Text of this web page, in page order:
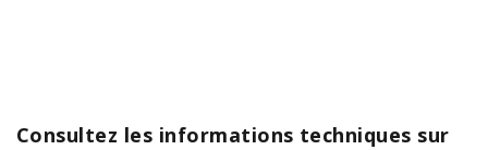
Consultez les informations techniques sur